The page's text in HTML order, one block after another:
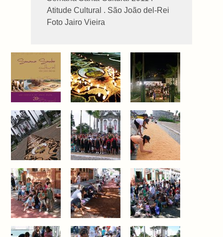
Atitude Cultural . São João del-Rei
Foto Jairo Vieira